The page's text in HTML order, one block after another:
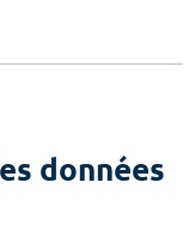
données